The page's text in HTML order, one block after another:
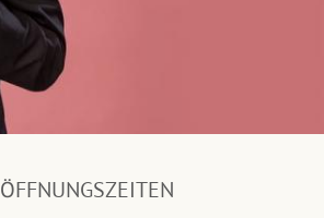
ÖFFNUNGSZEITEN